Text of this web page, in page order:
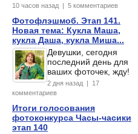
10 часов назад | 5 комментариев
Фотофлэшмоб. Этап 141.
Новая тема: Кукла Маша,
кукла Даша, кукла Миша...
Девушки, сегодня
последний день для
ваших фоточек, жду!
2 дня назад | 17
комментариев
Итоги голосования
фотоконкурса Часы-часики
этап 140